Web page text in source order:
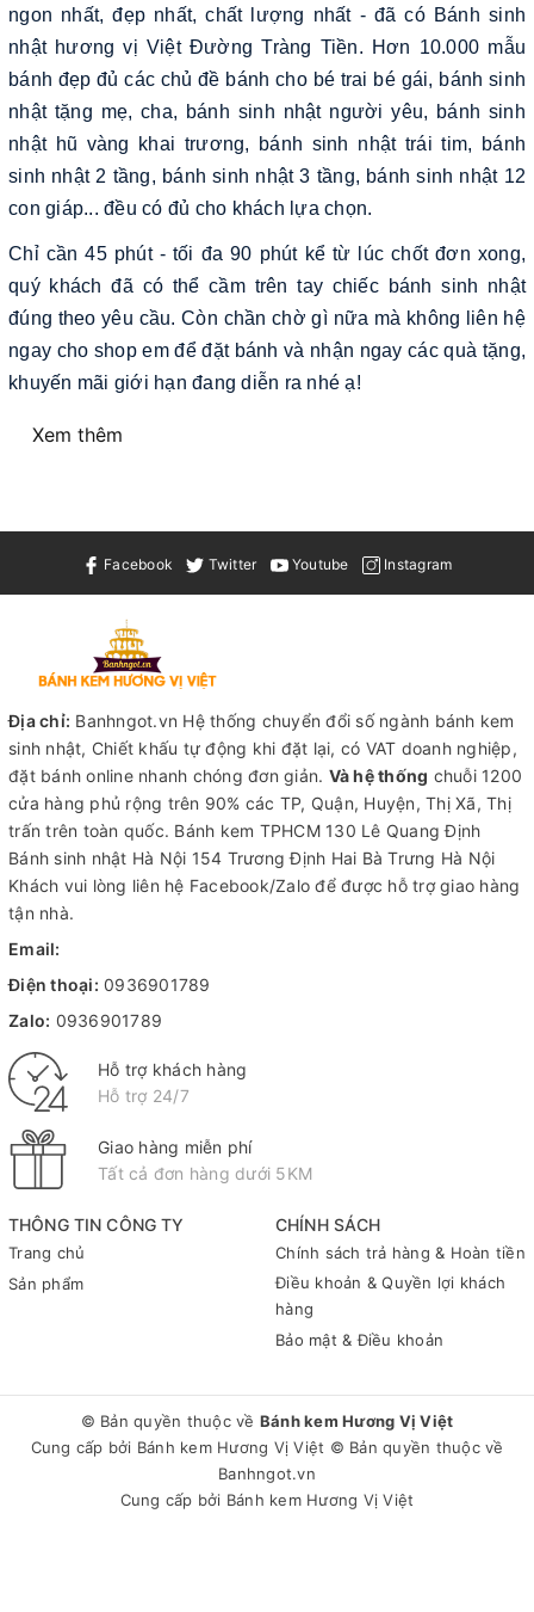
ngon nhất, đẹp nhất, chất lượng nhất - đã có Bánh sinh
nhật hương vị Việt Đường Tràng Tiền. Hơn 10.000 mẫu
bánh đẹp đủ các chủ đề bánh cho bé trai bé gái, bánh sinh
nhật tặng mẹ, cha, bánh sinh nhật người yêu, bánh sinh
nhật hũ vàng khai trương, bánh sinh nhật trái tim, bánh
sinh nhật 2 tầng, bánh sinh nhật 3 tầng, bánh sinh nhật 12
con giáp... đều có đủ cho khách lựa chọn.
Chỉ cần 45 phút - tối đa 90 phút kể từ lúc chốt đơn xong,
quý khách đã có thể cầm trên tay chiếc bánh sinh nhật
đúng theo yêu cầu. Còn chần chờ gì nữa mà không liên hệ
ngay cho shop em để đặt bánh và nhận ngay các quà tặng,
khuyến mãi giới hạn đang diễn ra nhé ạ!
Xem thêm
Facebook Twitter Youtube Instagram
THÔNG TIN CÔNG TY
Trang chủ
Sản phẩm
CHÍNH SÁCH
Chính sách trả hàng & Hoàn tiền
Điều khoản & Quyền lợi khách
hàng
Bảo mật & Điều khoản
Địa chỉ: Banhngot.vn Hệ thống chuyển đổi số ngành bánh kem
sinh nhật, Chiết khấu tự động khi đặt lại, có VAT doanh nghiệp,
đặt bánh online nhanh chóng đơn giản. Và hệ thống chuỗi 1200
cửa hàng phủ rộng trên 90% các TP, Quận, Huyện, Thị Xã, Thị
trấn trên toàn quốc. Bánh kem TPHCM130 Lê Quang Định
Bánh sinh nhật Hà Nội 154 Trương Định Hai Bà Trưng Hà Nội
Khách vui lòng liên hệ Facebook/Zalo để được hỗ trợ giao hàng
tận nhà.
Email:
Điện thoại: 0936901789
Zalo: 0936901789
Hỗ trợ khách hàng
Hỗ trợ 24/7
Giao hàng miễn phí
Tất cả đơn hàng dưới 5KM
© Bản quyền thuộc về Bánh kem Hương Vị Việt
Cung cấp bởi Bánh kem Hương Vị Việt © Bản quyền thuộc về
Banhngot.vn
Cung cấp bởi Bánh kem Hương Vị Việt